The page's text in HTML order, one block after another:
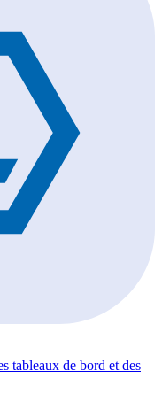
tableaux de bord et des